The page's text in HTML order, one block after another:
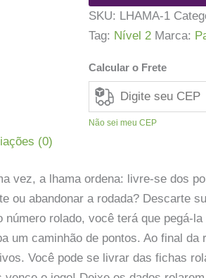
Dados
quantidade
SKU: LHAMA-1
Tag: Nível 2 Marca:
Calcular o Frete
Não sei meu CEP
(0)
vez, a lhama ordena: livre-se dos
ou abandonar a rodada? Descarte
rolado, você terá que pegá-
um caminhão de pontos. Ao final da
Você pode se livrar das fichas